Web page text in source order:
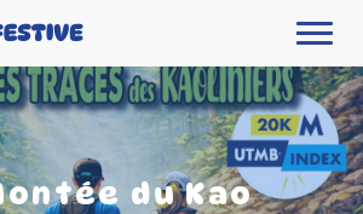
du Kao